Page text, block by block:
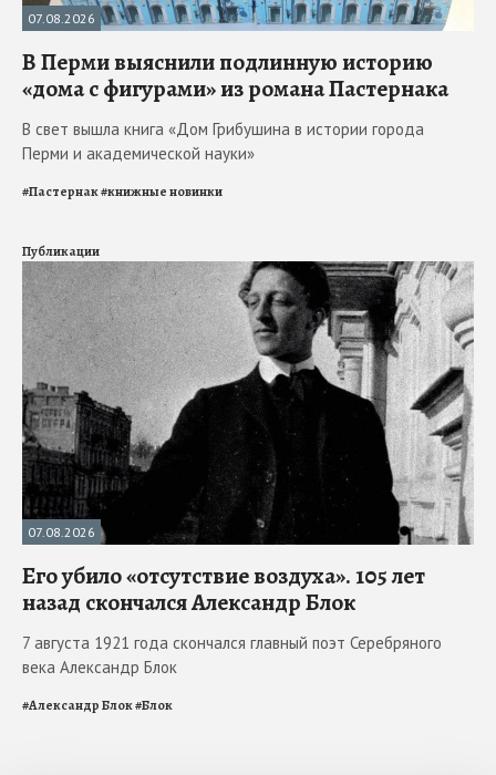
07.08.2026
В Перми выяснили подлинную историю
«дома с фигурами» из романа Пастернака
В свет вышла книга «Дом Грибушина в истории города
Перми и академической науки»
#Пастернак#книжные новинки
Публикации
07.08.2026
Его убило «отсутствие воздуха». 105 лет
назад скончался Александр Блок
7 августа 1921 года скончался главный поэт Серебряного
века Александр Блок
#Александр Блок#Блок